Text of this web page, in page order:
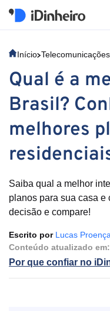
Início Telecomunicações
Qual é a
Brasil?
melhores
Saiba qual a melhor
planos para sua casa e
decisão e compare!
Escrito por Lucas Proença
Conteúdo atualizado em:
Por que confiar no